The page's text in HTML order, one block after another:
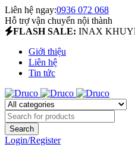
Liên hệ ngay:0936 072 068
Hỗ trợ vận chuyển nội thành
FLASH SALE: INAX
Giới thiệu
Liên hệ
Tin tức
Login/Register